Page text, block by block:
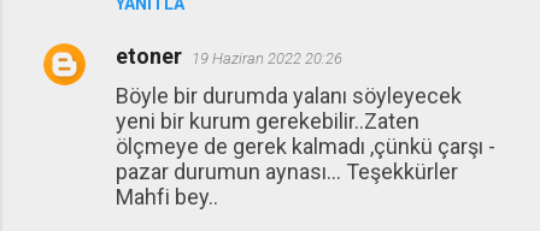
YANITLA
etoner 19 Haziran 2022 20:26
Böyle bir durumda yalanı söyleyecek
yeni bir kurum gerekebilir..Zaten
ölçmeye de gerek kalmadı ,çünkü çarşı -
pazar durumun aynası... Teşekkürler
Mahfi bey..